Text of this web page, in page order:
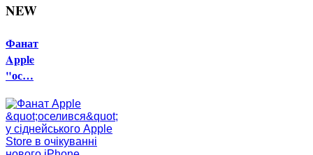
NEW
Фанат
Apple
"ос…